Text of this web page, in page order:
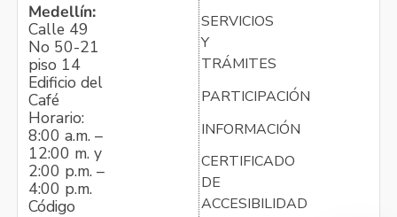
Medellín:
Calle 49
No 50-21
piso 14
Edificio del
Café
Horario:
8:00 a.m. –
12:00 m. y
2:00 p.m. –
4:00 p.m.
Código
SERVICIOS
Y
TRÁMITES
PARTICIPACIÓN
INFORMACIÓN
CERTIFICADO
DE
ACCESIBILIDAD